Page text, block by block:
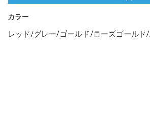
カラー
レッド/グレー/ゴールド/ローズゴールド